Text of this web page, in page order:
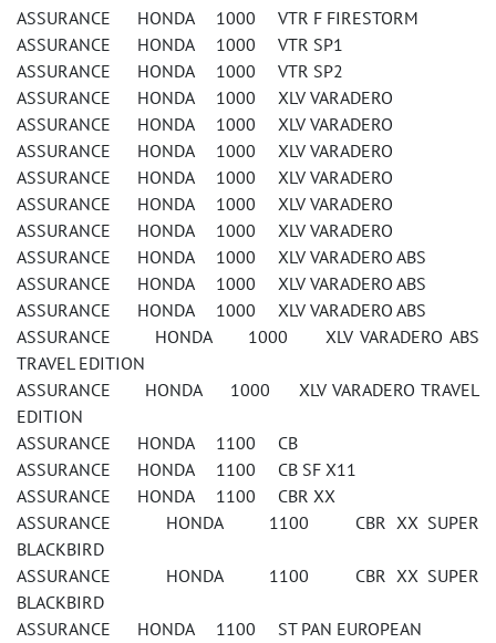
ASSURANCE HONDA 1000 VTR F FIRESTORM
ASSURANCE HONDA 1000 VTR SP1
ASSURANCE HONDA 1000 VTR SP2
ASSURANCE HONDA 1000 XLV VARADERO
ASSURANCE HONDA 1000 XLV VARADERO
ASSURANCE HONDA 1000 XLV VARADERO
ASSURANCE HONDA 1000 XLV VARADERO
ASSURANCE HONDA 1000 XLV VARADERO
ASSURANCE HONDA 1000 XLV VARADERO
ASSURANCE HONDA 1000 XLV VARADERO ABS
ASSURANCE HONDA 1000 XLV VARADERO ABS
ASSURANCE HONDA 1000 XLV VARADERO ABS
ASSURANCE HONDA 1000 XLV VARADERO ABS
TRAVEL EDITION
ASSURANCE HONDA 1000 XLV VARADERO TRAVEL
EDITION
ASSURANCE HONDA 1100 CB
ASSURANCE HONDA 1100 CB SF X11
ASSURANCE HONDA 1100 CBR XX
ASSURANCE HONDA 1100 CBR XX SUPER
BLACKBIRD
ASSURANCE HONDA 1100 CBR XX SUPER
BLACKBIRD
ASSURANCE HONDA 1100 ST PAN EUROPEAN